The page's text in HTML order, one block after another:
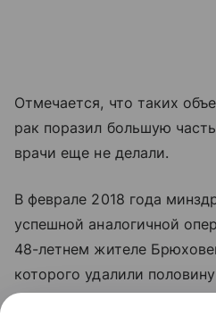
Отмечается, что таких
рак поразил большую
врачи еще не делали.
В феврале 2018 года
успешной аналогичной
48-летнем жителе
которого удалили